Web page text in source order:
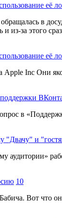
её
в
из-за этого
её
Apple Inc Они
в
"Двачу" и
аудитории»
10
Вот что